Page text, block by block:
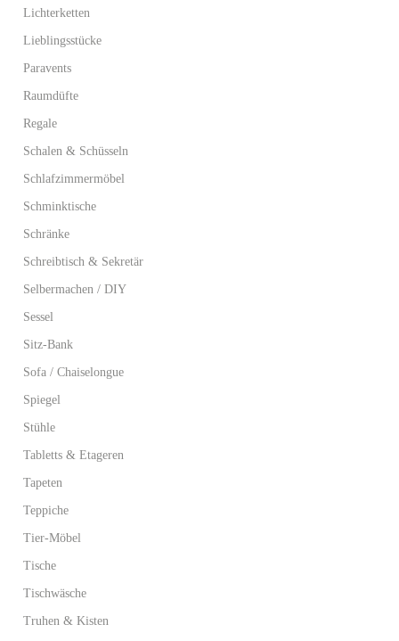
Lichterketten
Lieblingsstücke
Paravents
Raumdüfte
Regale
Schalen & Schüsseln
Schlafzimmermöbel
Schminktische
Schränke
Schreibtisch & Sekretär
Selbermachen / DIY
Sessel
Sitz-Bank
Sofa / Chaiselongue
Spiegel
Stühle
Tabletts & Etageren
Tapeten
Teppiche
Tier-Möbel
Tische
Tischwäsche
Truhen & Kisten